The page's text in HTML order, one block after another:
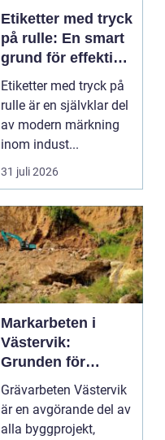
Etiketter med tryck
på rulle: En smart
grund för effektiv
märkning
Etiketter med tryck på
rulle är en självklar del
av modern märkning
inom indust...
31 juli 2026
Markarbeten i
Västervik:
Grunden för
hållbara
byggprojekt
Grävarbeten Västervik
är en avgörande del av
alla byggprojekt,